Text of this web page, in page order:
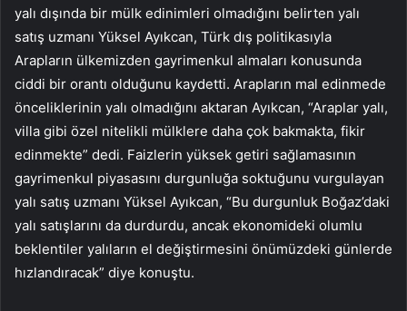
yalı dışında bir mülk edinimleri olmadığını belirten yalı
satış uzmanı Yüksel Ayıkcan, Türk dış politikasıyla
Arapların ülkemizden gayrimenkul almaları konusunda
ciddi bir orantı olduğunu kaydetti. Arapların mal edinmede
önceliklerinin yalı olmadığını aktaran Ayıkcan, “Araplar yalı,
villa gibi özel nitelikli mülklere daha çok bakmakta, fikir
edinmekte” dedi. Faizlerin yüksek getiri sağlamasının
gayrimenkul piyasasını durgunluğa soktuğunu vurgulayan
yalı satış uzmanı Yüksel Ayıkcan, “Bu durgunluk Boğaz’daki
yalı satışlarını da durdurdu, ancak ekonomideki olumlu
beklentiler yalıların el değiştirmesini önümüzdeki günlerde
hızlandıracak” diye konuştu.